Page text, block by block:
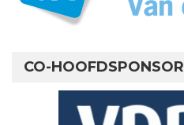
CO-HOOFDSPONSOR